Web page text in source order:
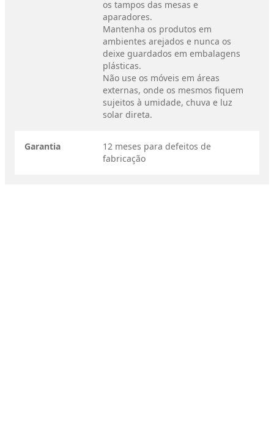
os tampos das mesas e
aparadores.
Mantenha os produtos em
ambientes arejados e nunca os
deixe guardados em embalagens
plásticas.
Não use os móveis em áreas
externas, onde os mesmos fiquem
sujeitos à umidade, chuva e luz
solar direta.
Garantia
12 meses para defeitos de
fabricação